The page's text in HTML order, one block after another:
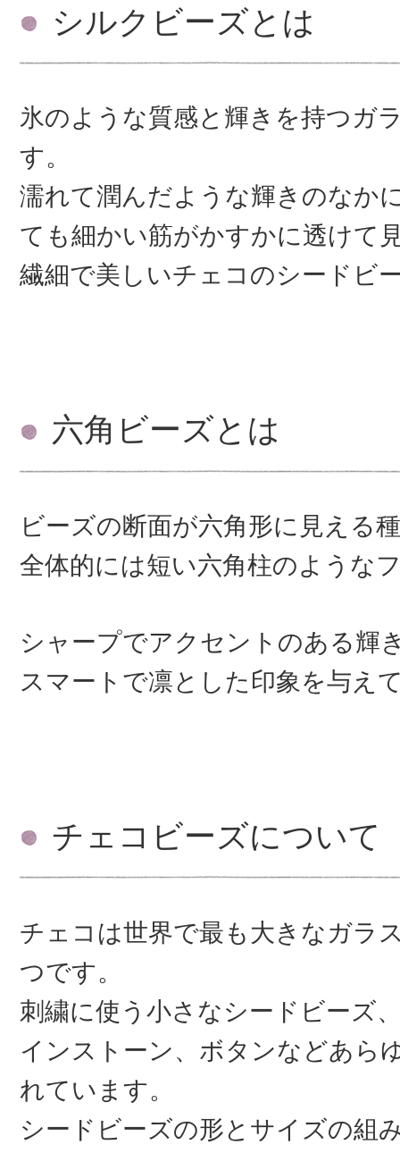
シルクビーズとは
氷のような質感と輝きを持つガ
す。
濡れて潤んだような輝きのなか
ても細かい筋がかすかに透けて
繊細で美しいチェコのシードビ
六角ビーズとは
ビーズの断面が六角形に見える
全体的には短い六角柱のような
シャープでアクセントのある輝
スマートで凛とした印象を与え
チェコビーズについて
チェコは世界で最も大きなガラ
つです。
刺繍に使う小さなシードビーズ
インストーン、ボタンなどあら
れています。
シードビーズの形とサイズの組